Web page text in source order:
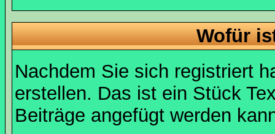
Wofür
Nachdem Sie sich registriert
erstellen. Das ist ein Stück
Beiträge angefügt werden